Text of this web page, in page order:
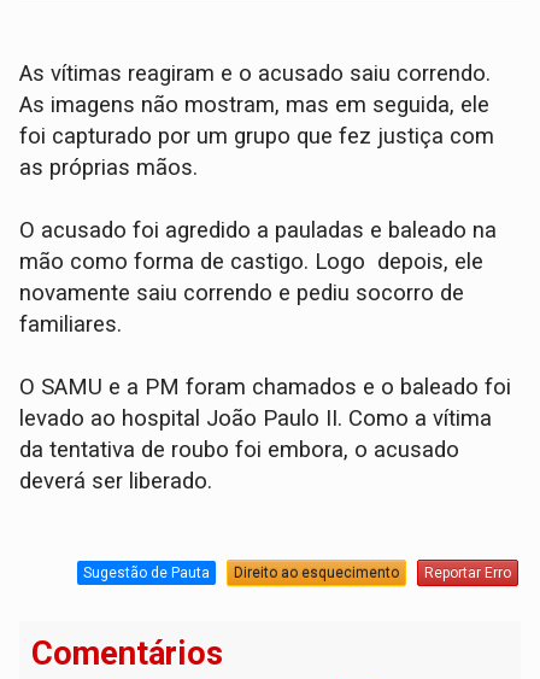
As vítimas reagiram e o acusado saiu correndo.
As imagens não mostram, mas em seguida, ele
foi capturado por um grupo que fez justiça com
as próprias mãos.
O acusado foi agredido a pauladas e baleado na
mão como forma de castigo. Logo depois, ele
novamente saiu correndo e pediu socorro de
familiares.
O SAMU e a PM foram chamados e o baleado foi
levado ao hospital João Paulo II. Como a vítima
da tentativa de roubo foi embora, o acusado
deverá ser liberado.
Sugestão de Pauta Direito ao esquecimento Reportar Erro
Comentários